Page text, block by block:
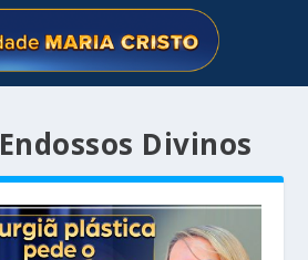
Endossos Divinos